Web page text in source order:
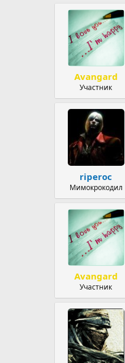
Avangard
Участник
riperoc
Мимокрокодил
Avangard
Участник